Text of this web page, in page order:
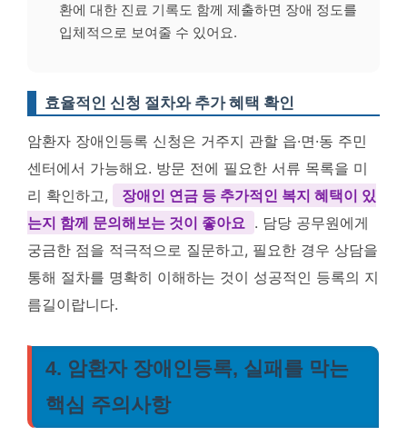
환에 대한 진료 기록도 함께 제출하면 장애 정도를
입체적으로 보여줄 수 있어요.
효율적인 신청 절차와 추가 혜택 확인
암환자 장애인등록 신청은 거주지 관할 읍·면·동 주민
센터에서 가능해요. 방문 전에 필요한 서류 목록을 미
리 확인하고,
장애인 연금 등 추가적인 복지 혜택이 있
는지 함께 문의해보는 것이 좋아요 . 담당 공무원에게
궁금한 점을 적극적으로 질문하고, 필요한 경우 상담을
통해 절차를 명확히 이해하는 것이 성공적인 등록의 지
름길이랍니다.
4. 암환자 장애인등록, 실패를 막는
핵심 주의사항